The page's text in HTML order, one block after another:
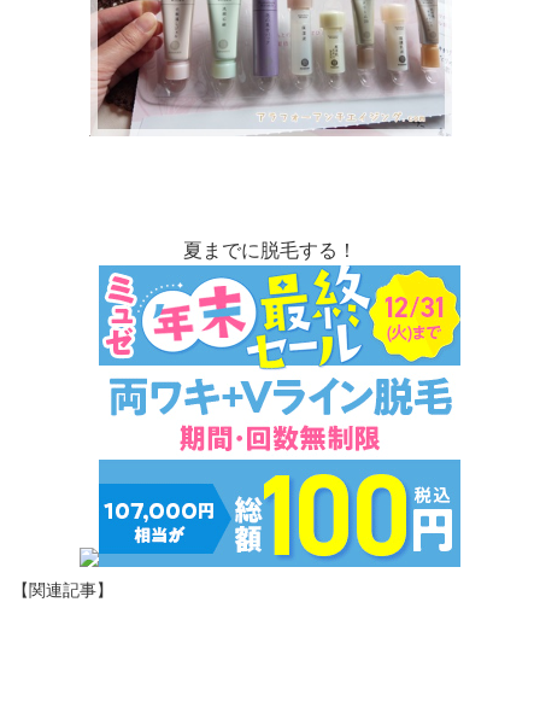
夏までに脱毛する！
【関連記事】